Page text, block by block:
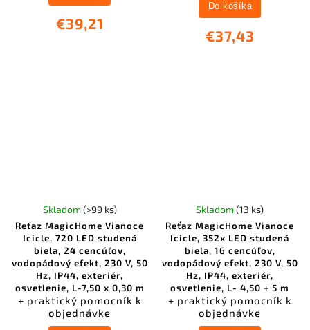
€39,21
€37,43
Do košíka
Reťaz MagicHome Vianoce
Icicle, 720 LED studená
biela, 24 cencúľov,
vodopádový efekt, 230 V, 50
Hz, IP44, exteriér,
osvetlenie, L-7,50 x 0,30 m
+ praktický pomocník k
objednávke
Skladom(>99 ks)
Reťaz MagicHome Vianoce
Icicle, 352x LED studená
biela, 16 cencúľov,
vodopádový efekt, 230 V, 50
Hz, IP44, exteriér,
osvetlenie, L- 4,50 + 5 m
+ praktický pomocník k
objednávke
Skladom(13 ks)